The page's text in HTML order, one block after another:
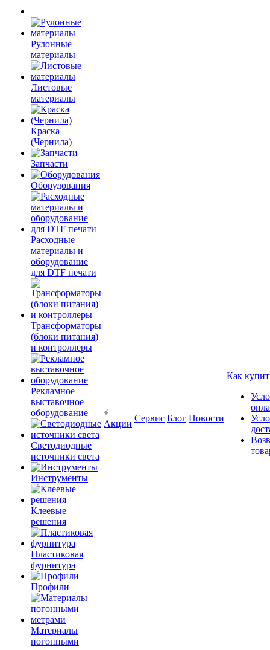
Рулонные
материалы
Листовые
материалы
Краска
(Чернила)
Запчасти
Оборудования
Расходные
материалы и
оборудование
для DTF печати
Трансформаторы
(блоки питания)
и контроллеры
Рекламное
выставочное
оборудование
Светодиодные
источники света
Инструменты
Клеевые
решения
Пластиковая
фурнитура
Профили
Материалы
погонными
Акции
Сервис Блог Новости
Как